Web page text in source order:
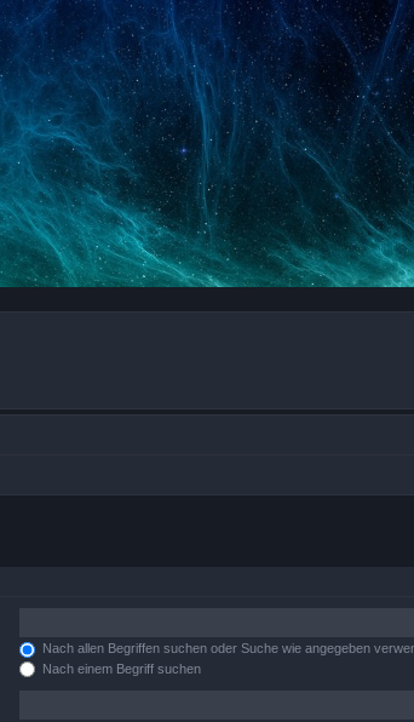
Nach allen Begriffen suchen oder Suche wie angegeben
Nach einem Begriff suchen